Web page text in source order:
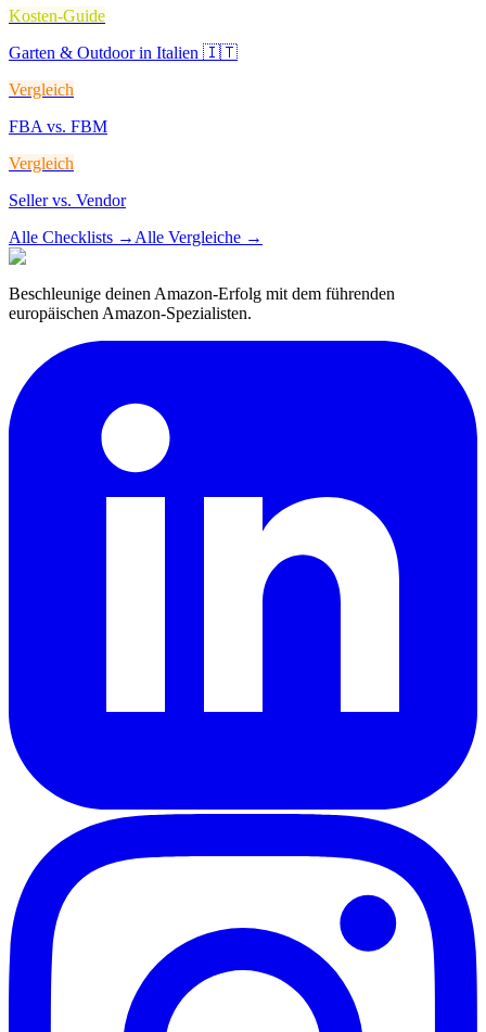
Kosten-Guide
Garten & Outdoor in Italien 🇮🇹
Vergleich
FBA vs. FBM
Vergleich
Seller vs. Vendor
Alle Checklists → Alle Vergleiche →
Beschleunige deinen Amazon-Erfolg mit dem führenden
europäischen Amazon-Spezialisten.